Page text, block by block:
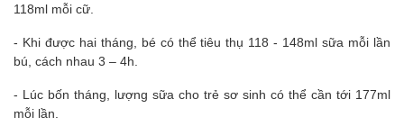
118ml mỗi cữ.
- Khi được hai tháng, bé có thể tiêu thụ 118 - 148ml sữa mỗi lần
bú, cách nhau 3 – 4h.
- Lúc bốn tháng, lượng sữa cho trẻ sơ sinh có thể cần tới 177ml
mỗi lần.